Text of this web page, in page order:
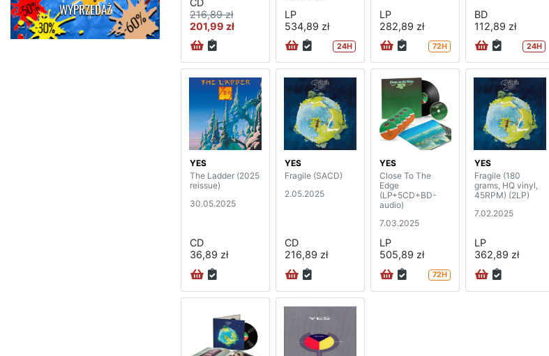
WYPRZEDAŻ
216,89 zł
201,99 zł
LP
534,89 zł
24H
LP
282,89 zł
72H
BD
112,89 zł
24H
YES
The Ladder (2025
reissue)
30.05.2025
CD
36,89 zł
YES
Fragile (SACD)
2.05.2025
CD
216,89 zł
YES
Close To The
Edge
(LP+5CD+BD-
audio)
7.03.2025
LP
505,89 zł
72H
YES
Fragile (180
grams, HQ vinyl,
45RPM) (2LP)
7.02.2025
LP
362,89 zł